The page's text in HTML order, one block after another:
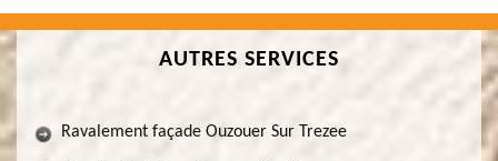
AUTRES SERVICES
Ravalement façade Ouzouer Sur Trezee